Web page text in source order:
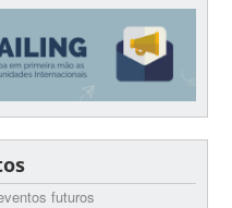
futuros